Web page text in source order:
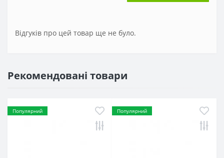
Відгуків про цей товар ще не було.
Рекомендовані товари
Популярний Популярний